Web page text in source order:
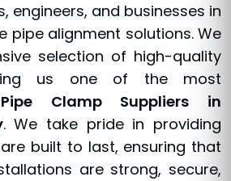
engineers, and businesses in
pipe alignment solutions. We
selection of high-quality
us one of the most
Pipe Clamp Suppliers in
. We take pride in providing
built to last, ensuring that
are strong, secure,